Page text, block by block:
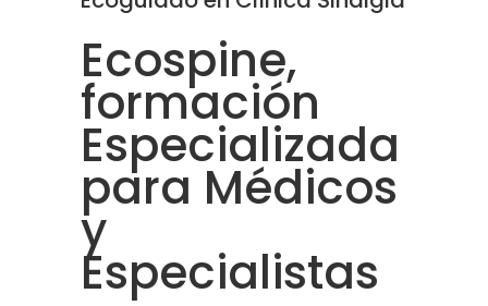
Ecospine,
formación
Especializada
para Médicos
y
Especialistas